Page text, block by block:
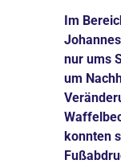
Im
nur ums
um
konnten